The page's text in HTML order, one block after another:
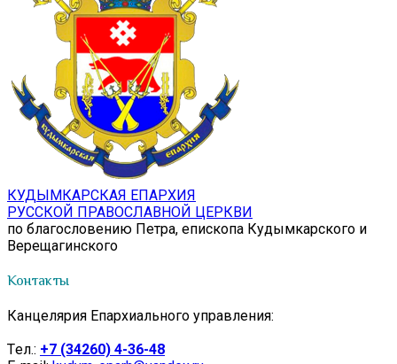
КУДЫМКАРСКАЯ ЕПАРХИЯ
РУССКОЙ ПРАВОСЛАВНОЙ ЦЕРКВИ
по благословению Петра, епископа Кудымкарского и
Верещагинского
Контакты
Канцелярия Епархиального управления:
Tел.: +7 (34260) 4-36-48